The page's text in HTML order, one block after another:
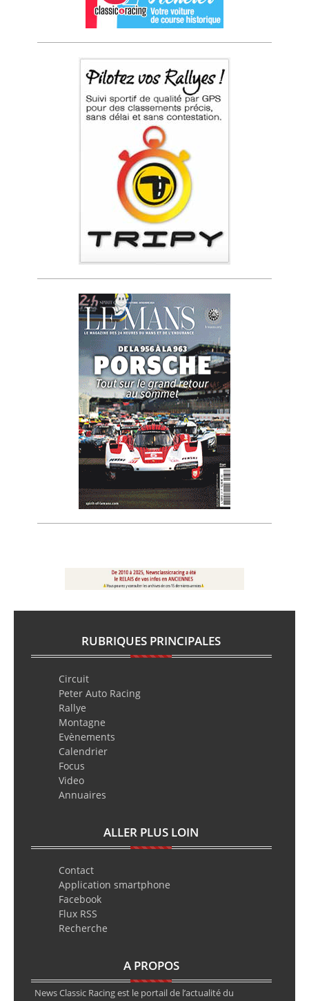
RUBRIQUES PRINCIPALES
Circuit
Peter Auto Racing
Rallye
Montagne
Evènements
Calendrier
Focus
Video
Annuaires
ALLER PLUS LOIN
Contact
Application smartphone
Facebook
Flux RSS
Recherche
A PROPOS
News Classic Racing est le portail de l’actualité du